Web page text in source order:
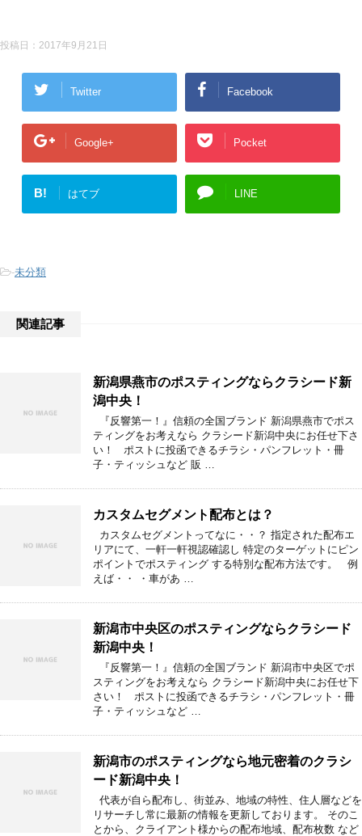
投稿日： 2017年9月21日
Twitter Facebook
Google+ Pocket
B! はてブ LINE
-未分類
関連記事
新潟県燕市のポスティングならクラシード新
潟中央！
『反響第一！』信頼の全国ブランド 新潟県燕市でポス
ティングをお考えなら クラシード新潟中央にお任せ下さ
い！ ポストに投函できるチラシ・パンフレット・冊
子・ティッシュなど 販 …
カスタムセグメント配布とは？
カスタムセグメントってなに・・？ 指定された配布エ
リアにて、一軒一軒視認確認し 特定のターゲットにピン
ポイントでポスティング する特別な配布方法です。 例
えば・・ ・車があ …
新潟市中央区のポスティングならクラシード
新潟中央！
『反響第一！』信頼の全国ブランド 新潟市中央区でポ
スティングをお考えなら クラシード新潟中央にお任せ下
さい！ ポストに投函できるチラシ・パンフレット・冊
子・ティッシュなど …
新潟市のポスティングなら地元密着のクラシ
ード新潟中央！
代表が自ら配布し、街並み、地域の特性、住人層などを
リサーチし常に最新の情報を更新しております。 そのこ
とから、クライアント様からの配布地域、配布枚数 など